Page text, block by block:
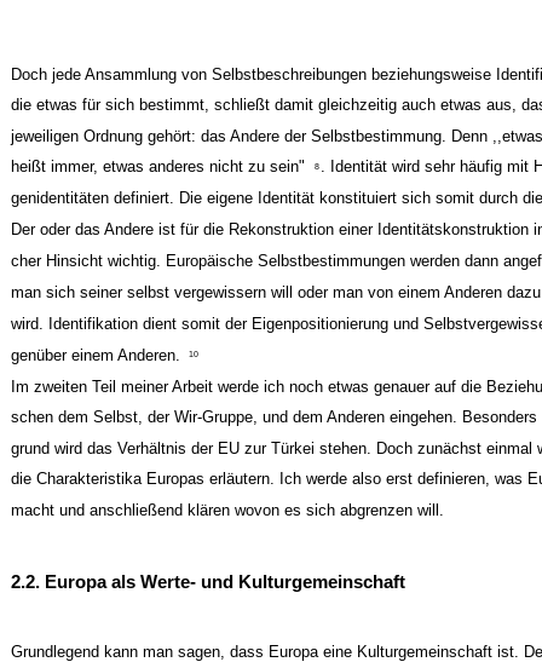
Doch jede Ansammlung von Selbstbeschreibungen beziehungsweise
die etwas für sich bestimmt, schließt damit gleichzeitig auch etwas aus,
jeweiligen Ordnung gehört: das Andere der Selbstbestimmung. Denn
heißt immer, etwas anderes nicht zu sein"
8 . Identität wird sehr häufig mit
genidentitäten definiert. Die eigene Identität konstituiert sich somit durch
Der oder das Andere ist für die Rekonstruktion einer Identitätskonstruktion
cher Hinsicht wichtig. Europäische Selbstbestimmungen werden dann
man sich seiner selbst vergewissern will oder man von einem Anderen
wird. Identifikation dient somit der Eigenpositionierung und
genüber einem Anderen.
10
Im zweiten Teil meiner Arbeit werde ich noch etwas genauer auf die
schen dem Selbst, der Wir-Gruppe, und dem Anderen eingehen. Besonders
grund wird das Verhältnis der EU zur Türkei stehen. Doch zunächst einmal
die Charakteristika Europas erläutern. Ich werde also erst definieren, was
macht und anschließend klären wovon es sich abgrenzen will.
2.2. Europa als Werte- und Kulturgemeinschaft
Grundlegend kann man sagen, dass Europa eine Kulturgemeinschaft ist.